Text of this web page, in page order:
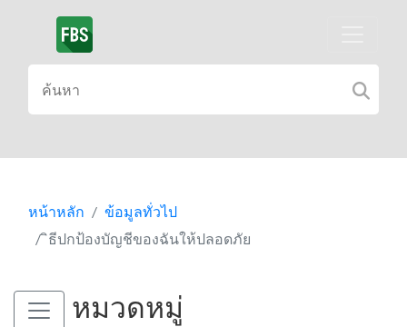
หน้าหลัก
ข้อมูลทั่วไป
ิธีปกป้องบัญชีของฉันให้ปลอดภัย
หมวดหมู่